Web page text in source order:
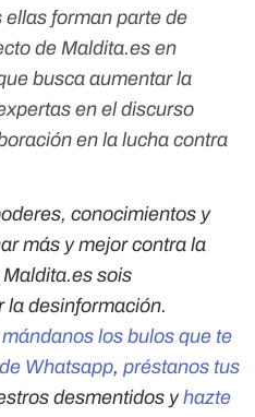
forman parte de
de Maldita.es en
busca aumentar la
en el discurso
en la lucha contra
conocimientos y
más y mejor contra la
sois
la desinformación.
mándanos los bulos que te
Whatsapp, préstanos tus
desmentidos y hazte